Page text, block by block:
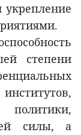
степени
политики,
силы, а